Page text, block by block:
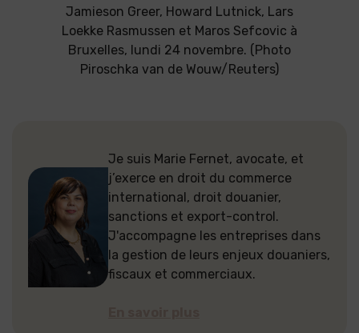
Jamieson Greer, Howard Lutnick, Lars
Loekke Rasmussen et Maros Sefcovic à
Bruxelles, lundi 24 novembre. (Photo
Piroschka van de Wouw/Reuters)
Je suis Marie Fernet, avocate, et
j’exerce en droit du commerce
international, droit douanier,
sanctions et export-control.
J'accompagne les entreprises dans
la gestion de leurs enjeux douaniers,
fiscaux et commerciaux.